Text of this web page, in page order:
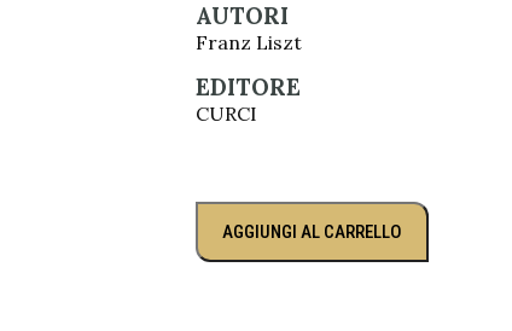
AUTORI
Franz Liszt
EDITORE
CURCI
AGGIUNGI AL CARRELLO